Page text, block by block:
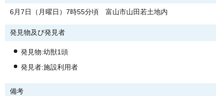
6月7日（月曜日）7時55分頃 富山市山田若土地内
発見物及び発見者
発見物:幼獣1頭
発見者:施設利用者
備考